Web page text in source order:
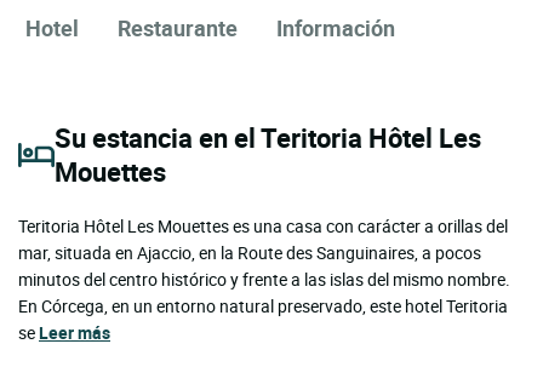
Hotel Restaurante Información
Su estancia en el Teritoria Hôtel Les
Mouettes
Teritoria Hôtel Les Mouettes es una casa con carácter a orillas del
mar, situada en Ajaccio, en la Route des Sanguinaires, a pocos
minutos del centro histórico y frente a las islas del mismo nombre.
En Córcega, en un entorno natural preservado, este hotel Teritoria
seLeer más